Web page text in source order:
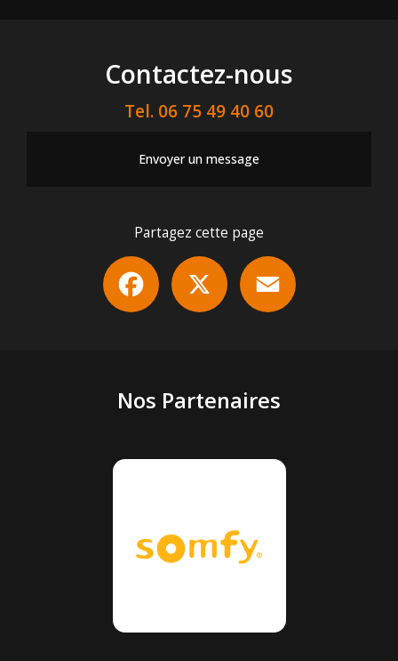
Contactez-nous
Tel. 06 75 49 40 60
Envoyer un message
Partagez cette page
Facebook
Nos Partenaires